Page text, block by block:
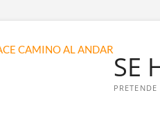
SE